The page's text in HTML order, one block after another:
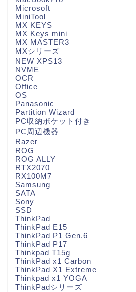
Microsoft
MiniTool
MX KEYS
MX Keys mini
MX MASTER3
MXシリーズ
NEW XPS13
NVME
OCR
Office
OS
Panasonic
Partition Wizard
PC収納ポケット付き
PC周辺機器
Razer
ROG
ROG ALLY
RTX2070
RX100M7
Samsung
SATA
Sony
SSD
ThinkPad
ThinkPad E15
ThinkPad P1 Gen.6
ThinkPad P17
Thinkpad T15g
ThinkPad x1 Carbon
ThinkPad X1 Extreme
Thinkpad x1 YOGA
ThinkPadシリーズ